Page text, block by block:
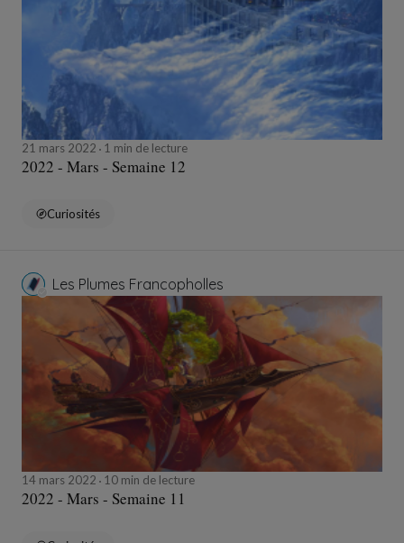
21 mars 2022 1 min de lecture
2022 - Mars - Semaine 12
Curiosités
Les Plumes Francopholles
14 mars 2022 10 min de lecture
2022 - Mars - Semaine 11